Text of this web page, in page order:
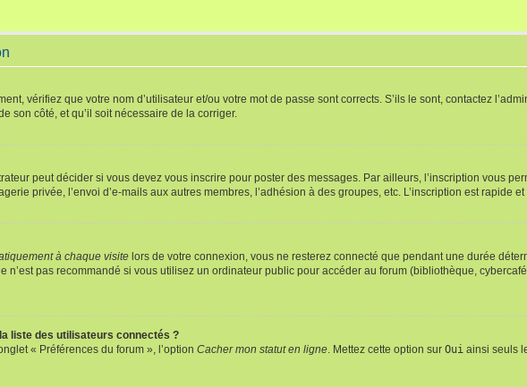
vérifiez que votre nom d’utilisateur et/ou votre mot de passe sont corrects. S’ils le sont, contactez
son côté, et qu’il soit nécessaire de la corriger.
peut décider si vous devez vous inscrire pour poster des messages. Par ailleurs, l’inscription vous
privée, l’envoi d’e-mails aux autres membres, l’adhésion à des groupes, etc. L’inscription est rapide
à chaque visite lors de votre connexion, vous ne resterez connecté que pendant une durée
n’est pas recommandé si vous utilisez un ordinateur public pour accéder au forum (bibliothèque,
liste des utilisateurs connectés ?
« Préférences du forum », l’option Cacher mon statut en ligne. Mettez cette option sur Oui ainsi seuls